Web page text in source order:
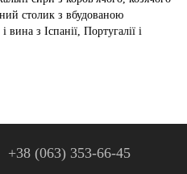
столик з вбудованою
з Іспанії, Португалії і
+38 (063) 353-66-45